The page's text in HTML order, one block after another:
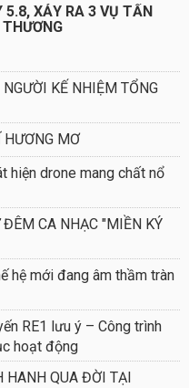
5.8, XẢY RA 3 VỤ TẤN
KẾ NHIỆM TỔNG
MƠ
hiện drone mang chất nổ
CA NHẠC "MIỀN KÝ
hệ mới đang âm thầm tràn
RE1 lưu ý – Công trình
hoạt động
HANH QUA ĐỜI TẠI